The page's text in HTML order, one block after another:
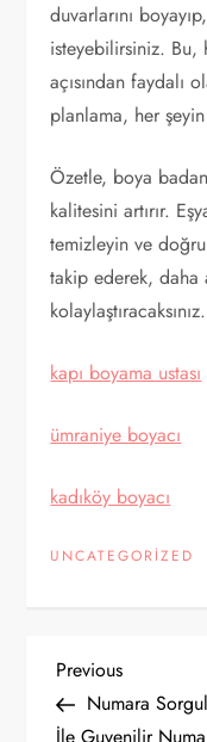
duvarlarını
isteyebilirsiniz. Bu,
açısından faydalı
planlama, her şeyin
Özetle, boya
kalitesini artırır.
temizleyin ve
takip ederek, daha
kolaylaştıracaksınız.
kapı boyama ustası
ümraniye boyacı
kadıköy boyacı
UNCATEGORIZED
Y
Previous
Post
Previous
Numara